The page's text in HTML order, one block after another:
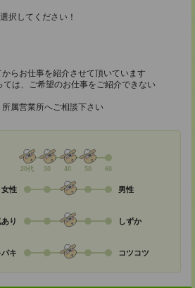
択してください！
らお仕事を紹介させて頂いています
は、ご希望のお仕事をご紹介できない
属営業所へご相談下さい
20代 30 40 50 60
女性 男性
り しずか
キ コツコツ